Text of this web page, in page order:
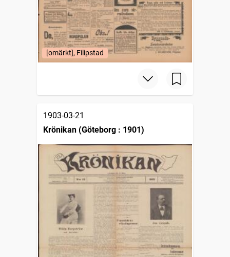
[omärkt], Filipstad
1903-03-21
Krönikan (Göteborg : 1901)